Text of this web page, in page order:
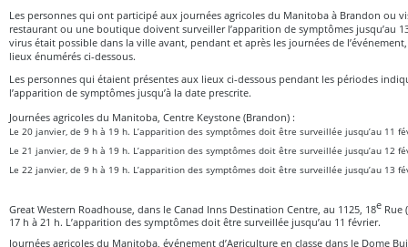
Les personnes qui ont participé aux journées agricoles du Manitoba à Brandon ou
restaurant ou une boutique doivent surveiller l’apparition de symptômes jusqu’au
virus était possible dans la ville avant, pendant et après les journées de
lieux énumérés ci-dessous.
Les personnes qui étaient présentes aux lieux ci-dessous pendant les périodes
l’apparition de symptômes jusqu’à la date prescrite.
Journées agricoles du Manitoba, Centre Keystone (Brandon) :
Le 20 janvier, de 9 h à 19 h. L’apparition des symptômes doit être surveillée jusqu’au 11
Le 21 janvier, de 9 h à 19 h. L’apparition des symptômes doit être surveillée jusqu’au 12
Le 22 janvier, de 9 h à 19 h. L’apparition des symptômes doit être surveillée jusqu’au 13
Great Western Roadhouse, dans le Canad Inns Destination Centre, au 1125, 18e Rue
17 h à 21 h. L’apparition des symptômes doit être surveillée jusqu’au 11 février.
Journées agricoles du Manitoba, événement d’Agriculture en classe dans le Dome